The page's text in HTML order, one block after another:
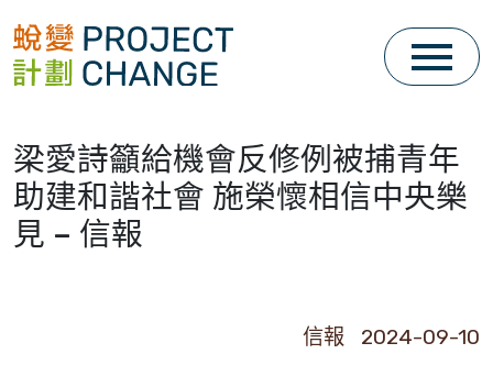
Skip
to
梁愛詩籲給機會反修例被捕青年
助建和諧社會 施榮懷相信中央樂
見 – 信報
信報 2024-09-10